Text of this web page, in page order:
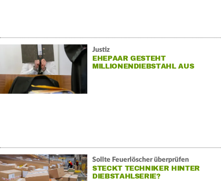
Justiz
EHEPAAR GESTEHT
MILLIONENDIEBSTAHL AUS
Sollte Feuerlöscher überprüfen
STECKT TECHNIKER HINTER
DIEBSTAHLSERIE?